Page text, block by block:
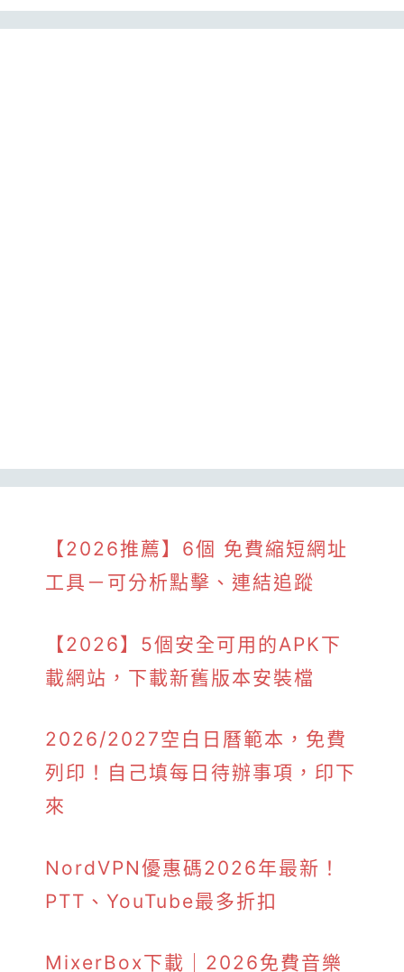
【2026推薦】6個 免費縮短網址
工具－可分析點擊、連結追蹤
【2026】5個安全可用的APK下
載網站，下載新舊版本安裝檔
2026/2027空白日曆範本，免費
列印！自己填每日待辦事項，印下
來
NordVPN優惠碼2026年最新！
PTT、YouTube最多折扣
MixerBox下載｜2026免費音樂